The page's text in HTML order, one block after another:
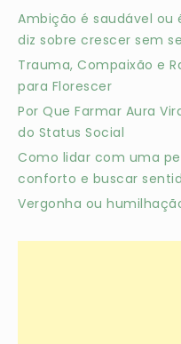
Ambição é saudável ou
diz sobre crescer sem
Trauma, Compaixão e
para Florescer
Por Que Farmar Aura
do Status Social
Como lidar com uma
conforto e buscar
Vergonha ou